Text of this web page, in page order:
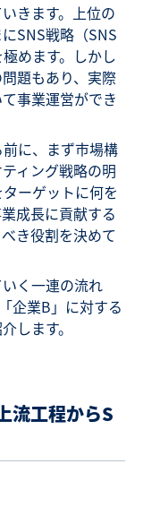
きます。上位の
SNS戦略（SNS
めます。しかし
題もあり、実際
事業運営ができ
に、まず市場構
ィング戦略の明
ーゲットに何を
成長に貢献する
き役割を決めて
く一連の流れ
企業B」に対する
します。
流工程からS